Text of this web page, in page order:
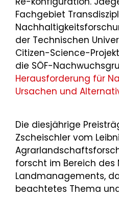
Fachgebiet
der Technischen
Citizen-Science-Projekt
die SÖF-
Herausforderung für
Ursachen und
Die diesjährige
Zscheischler vom
forscht im Bereich
Landmanagements,
beachtetes Thema